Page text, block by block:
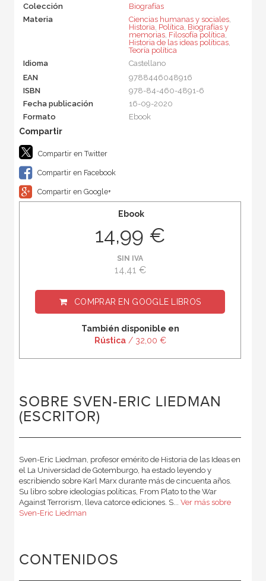
Colección
Biografías
Materia
Ciencias humanas y sociales,
Historia, Política, Biografías y
memorias, Filosofía política,
Historia de las ideas políticas,
Teoría política
Idioma
Castellano
EAN
9788446048916
ISBN
978-84-460-4891-6
Fecha publicación
16-09-2020
Formato
Ebook
Compartir en Twitter
Compartir en Facebook
Compartir en Google+
Ebook
14,99 €
SIN IVA
14,41 €
COMPRAR EN GOOGLE LIBROS
También disponible en
Rústica/ 32,00 €
SOBRE SVEN-ERIC LIEDMAN
(ESCRITOR)
Sven-Eric Liedman, profesor emérito de Historia de las Ideas en
el La Universidad de Gotemburgo, ha estado leyendo y
escribiendo sobre Karl Marx durante más de cincuenta años.
Su libro sobre ideologías políticas, From Plato to the War
Against Terrorism, lleva catorce ediciones. S... Ver más sobre
Sven-Eric Liedman
CONTENIDOS